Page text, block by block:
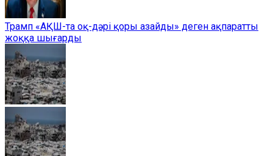
Трамп «АҚШ-та оқ-дәрі қоры азайды» деген ақпаратты
жоққа шығарды